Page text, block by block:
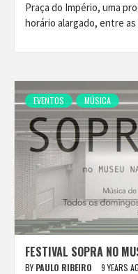
Praça do Império, uma
horário alargado, entre as
EVENTOS MÚSICA
FESTIVAL SOPRA NO
BY PAULO RIBEIRO 9 YEARS